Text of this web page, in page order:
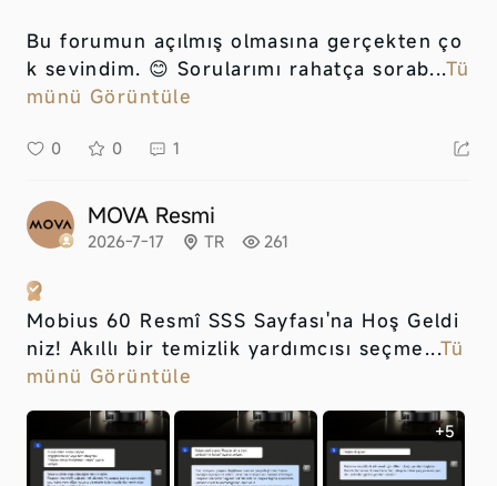
Bu forumun açılmış olmasına gerçekten ço
k sevindim. 😊 Sorularımı rahatça sorab...Tü
münü Görüntüle
0 0 1
MOVA Resmi
2026-7-17 TR 261
Mobius 60 Resmî SSS Sayfası'na Hoş Geldi
niz! Akıllı bir temizlik yardımcısı seçme...Tü
münü Görüntüle
+5